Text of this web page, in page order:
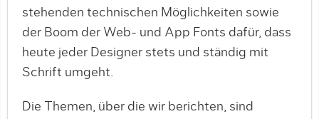
stehenden technischen Möglichkeiten sowie
der Boom der Web- und App Fonts dafür, dass
heute jeder Designer stets und ständig mit
Schrift umgeht.
Die Themen, über die wir berichten, sind